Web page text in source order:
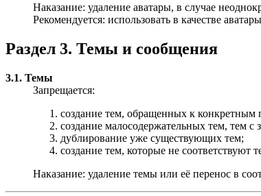
Наказание: удаление аватары, в случае
Рекомендуется: использовать в качестве
Раздел 3. Темы и сообщения
3.1. Темы
Запрещается:
создание тем, обращенных к конкретным
создание малосодержательных тем, тем
дублирование уже существующих тем;
создание тем, которые не соответствуют
Наказание: удаление темы или её перенос в